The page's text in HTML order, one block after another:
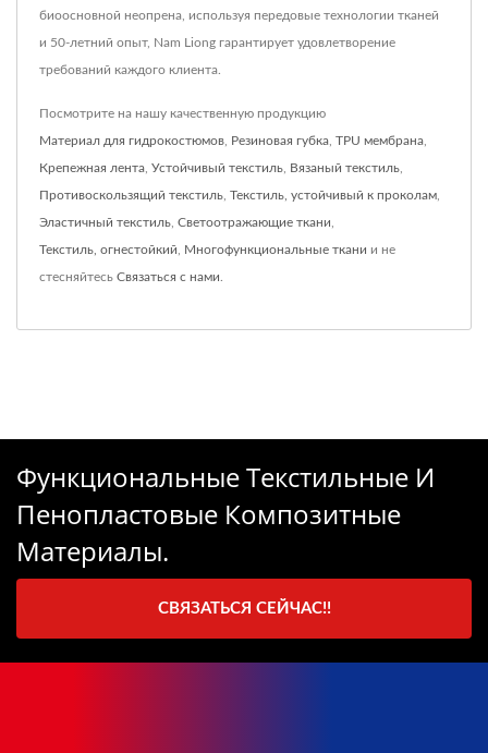
биоосновной неопрена, используя передовые технологии тканей
и 50-летний опыт, Nam Liong гарантирует удовлетворение
требований каждого клиента.
Посмотрите на нашу качественную продукцию
Материал для гидрокостюмов Резиновая губка TPU мембрана
Крепежная лента Устойчивый текстиль Вязаный текстиль
Противоскользящий текстиль Текстиль, устойчивый к проколам
Эластичный текстиль Светоотражающие ткани
Текстиль, огнестойкий Многофункциональные ткани и не
стесняйтесь Связаться с нами
Функциональные Текстильные И
Пенопластовые Композитные
Материалы.
СВЯЗАТЬСЯ СЕЙЧАС!!